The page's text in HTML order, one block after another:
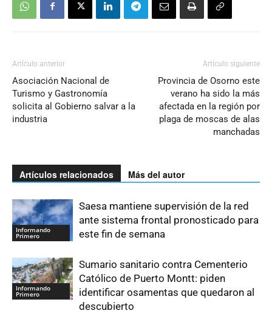
Artículo anterior
Asociación Nacional de
Turismo y Gastronomía
solicita al Gobierno salvar a la
industria
Artículo siguiente
Provincia de Osorno este
verano ha sido la más
afectada en la región por
plaga de moscas de alas
manchadas
Artículos relacionados Más del autor
Informando
Primero
Saesa mantiene supervisión de la red
ante sistema frontal pronosticado para
este fin de semana
Informando
Primero
Sumario sanitario contra Cementerio
Católico de Puerto Montt: piden
identificar osamentas que quedaron al
descubierto